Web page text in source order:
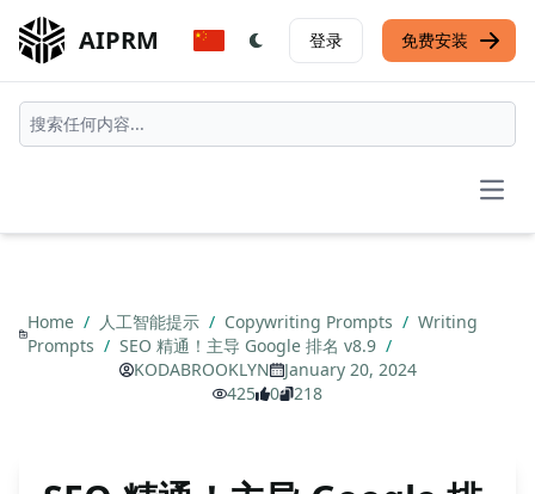
AIPRM 登录 免费安装
Home / 人工智能提示 / Copywriting Prompts / Writing
Prompts / SEO 精通！主导 Google 排名 v8.9 /
KODABROOKLYN
January 20, 2024
425
0 218